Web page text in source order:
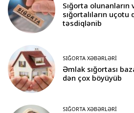
Sığorta olunanların
sığortalıların uçotu
təsdiqlənib
SIĞORTA XƏBƏRLƏRI
Əmlak sığortası
dən çox böyüyüb
SIĞORTA XƏBƏRLƏRI